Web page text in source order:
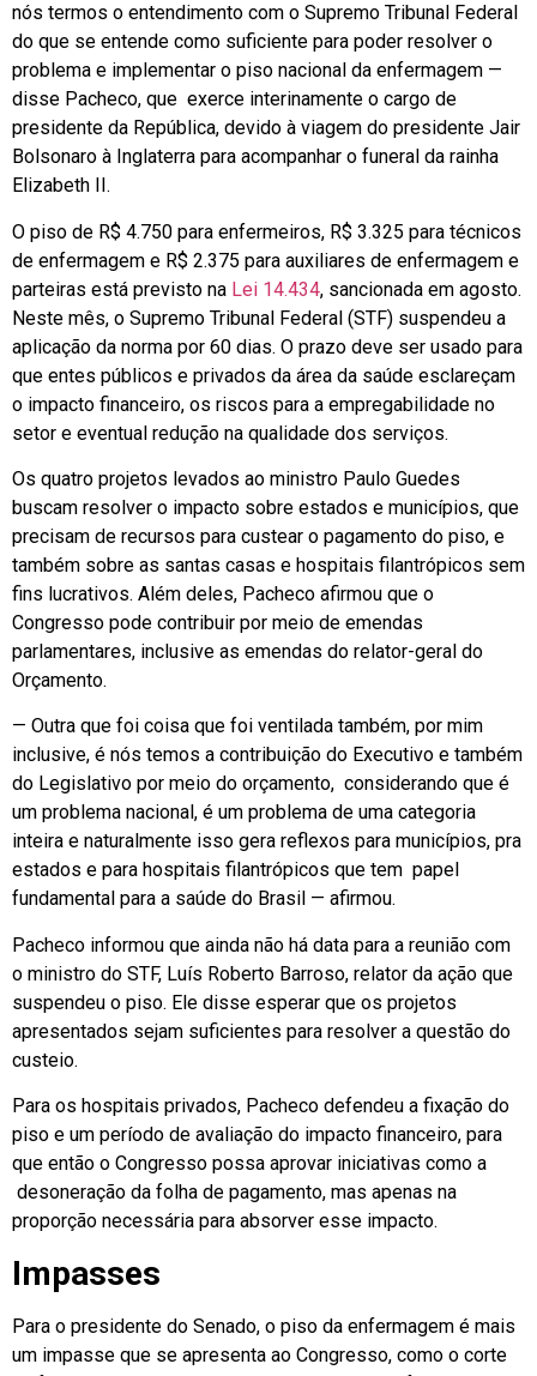
nós termos o entendimento com o Supremo Tribunal Federal
do que se entende como suficiente para poder resolver o
problema e implementar o piso nacional da enfermagem —
disse Pacheco, que exerce interinamente o cargo de
presidente da República, devido à viagem do presidente Jair
Bolsonaro à Inglaterra para acompanhar o funeral da rainha
Elizabeth II.
O piso de R$ 4.750 para enfermeiros, R$ 3.325 para técnicos
de enfermagem e R$ 2.375 para auxiliares de enfermagem e
parteiras está previsto na Lei 14.434, sancionada em agosto.
Neste mês, o Supremo Tribunal Federal (STF) suspendeu a
aplicação da norma por 60 dias. O prazo deve ser usado para
que entes públicos e privados da área da saúde esclareçam
o impacto financeiro, os riscos para a empregabilidade no
setor e eventual redução na qualidade dos serviços.
Os quatro projetos levados ao ministro Paulo Guedes
buscam resolver o impacto sobre estados e municípios, que
precisam de recursos para custear o pagamento do piso, e
também sobre as santas casas e hospitais filantrópicos sem
fins lucrativos. Além deles, Pacheco afirmou que o
Congresso pode contribuir por meio de emendas
parlamentares, inclusive as emendas do relator-geral do
Orçamento.
— Outra que foi coisa que foi ventilada também, por mim
inclusive, é nós temos a contribuição do Executivo e também
do Legislativo por meio do orçamento, considerando que é
um problema nacional, é um problema de uma categoria
inteira e naturalmente isso gera reflexos para municípios, pra
estados e para hospitais filantrópicos que tem papel
fundamental para a saúde do Brasil — afirmou.
Pacheco informou que ainda não há data para a reunião com
o ministro do STF, Luís Roberto Barroso, relator da ação que
suspendeu o piso. Ele disse esperar que os projetos
apresentados sejam suficientes para resolver a questão do
custeio.
Para os hospitais privados, Pacheco defendeu a fixação do
piso e um período de avaliação do impacto financeiro, para
que então o Congresso possa aprovar iniciativas como a
desoneração da folha de pagamento, mas apenas na
proporção necessária para absorver esse impacto.
Impasses
Para o presidente do Senado, o piso da enfermagem é mais
um impasse que se apresenta ao Congresso, como o corte